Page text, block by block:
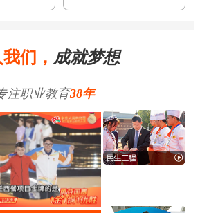
们， 成就梦想
注职业教育38年